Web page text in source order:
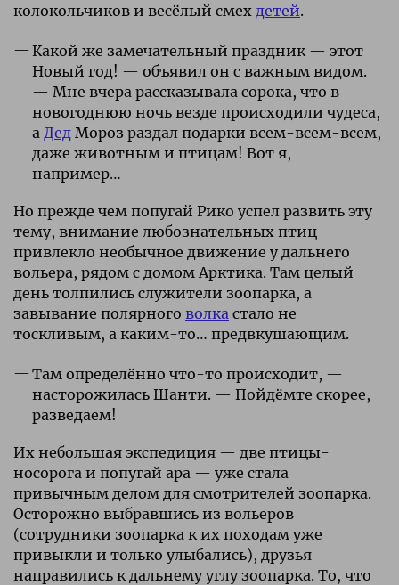
колокольчиков и весёлый смех детей.
Какой же замечательный праздник — этот
Новый год! — объявил он с важным видом.
— Мне вчера рассказывала сорока, что в
новогоднюю ночь везде происходили чудеса,
а ДедМороз раздал подарки всем-всем-всем,
даже животным и птицам! Вот я,
например…
Но прежде чем попугай Рико успел развить эту
тему, внимание любознательных птиц
привлекло необычное движение у дальнего
вольера, рядом с домом Арктика. Там целый
день толпились служители зоопарка, а
завывание полярного волка стало не
тоскливым, а каким-то… предвкушающим.
Там определённо что-то происходит, —
насторожилась Шанти. — Пойдёмте скорее,
разведаем!
Их небольшая экспедиция — две птицы-
носорога и попугай ара — уже стала
привычным делом для смотрителей зоопарка.
Осторожно выбравшись из вольеров
(сотрудники зоопарка к их походам уже
привыкли и только улыбались), друзья
направились к дальнему углу зоопарка. То, что